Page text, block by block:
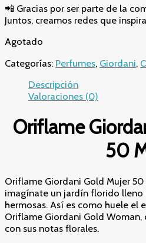
📲 Gracias por ser parte de la
Juntos, creamos redes que
Agotado
Categorías: Perfumes, Giordani,
Descripción
Valoraciones (0)
Oriflame
50
Oriflame Giordani Gold Mujer 50
imagínate un jardín florido lleno
hermosas. Así es como huele el
Oriflame Giordani Gold Woman,
con sus notas florales.